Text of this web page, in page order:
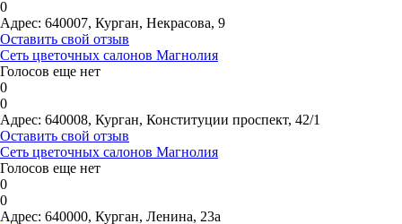
0
Адрес: 640007, Курган, Некрасова, 9
Оставить свой отзыв
Сеть цветочных салонов Магнолия
Голосов еще нет
0
0
Адрес: 640008, Курган, Конституции проспект, 42/1
Оставить свой отзыв
Сеть цветочных салонов Магнолия
Голосов еще нет
0
0
Адрес: 640000, Курган, Ленина, 23а